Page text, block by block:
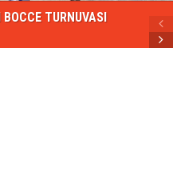
BOCCE TURNUVASI